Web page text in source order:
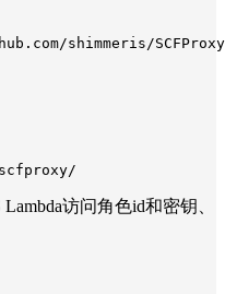
shimmeris/
访问角色id和密钥、